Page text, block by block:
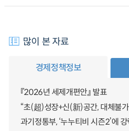
많이 본 자료
경제정책정보
『2026년 세제개편안』 발표
“초(超)성장+신(新)공간, 대체불
과기정통부, ‘누누티비 시즌2’에